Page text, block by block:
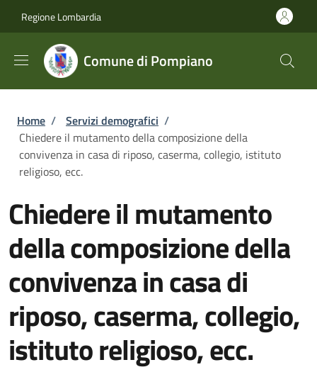
Regione Lombardia
Comune di Pompiano
Briciole di pane
Home / Servizi demografici /
Chiedere il mutamento della composizione della
convivenza in casa di riposo, caserma, collegio, istituto
religioso, ecc.
Chiedere il mutamento
della composizione della
convivenza in casa di
riposo, caserma, collegio,
istituto religioso, ecc.